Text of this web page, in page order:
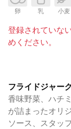
卵 乳 小麦
登録されていな
めください。
フライドジャー
香味野菜、ハチ
が詰まったオリ
ソース、スタッ